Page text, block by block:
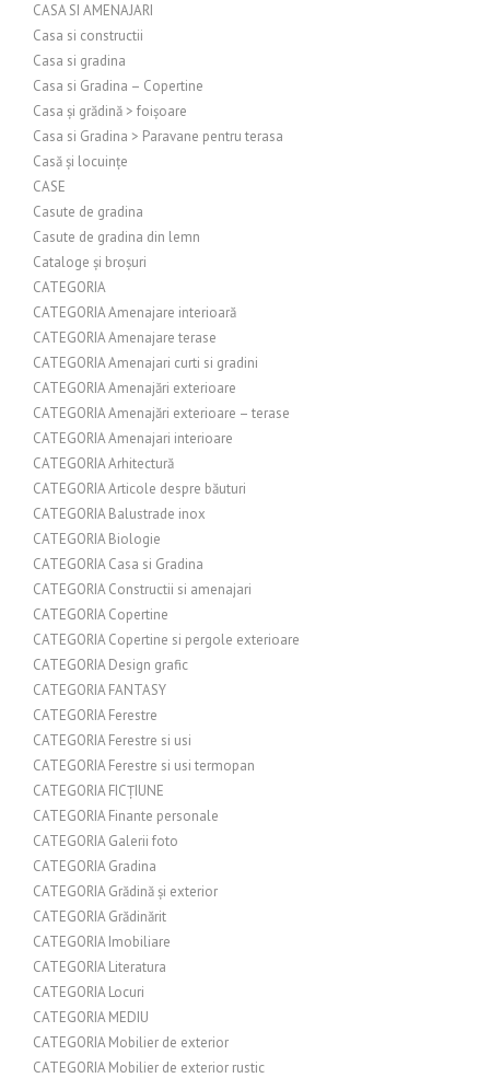
CASA SI AMENAJARI
Casa si constructii
Casa si gradina
Casa si Gradina – Copertine
Casa și grădină > foișoare
Casa si Gradina > Paravane pentru terasa
Casă și locuințe
CASE
Casute de gradina
Casute de gradina din lemn
Cataloge și broșuri
CATEGORIA
CATEGORIA Amenajare interioară
CATEGORIA Amenajare terase
CATEGORIA Amenajari curti si gradini
CATEGORIA Amenajări exterioare
CATEGORIA Amenajări exterioare – terase
CATEGORIA Amenajari interioare
CATEGORIA Arhitectură
CATEGORIA Articole despre băuturi
CATEGORIA Balustrade inox
CATEGORIA Biologie
CATEGORIA Casa si Gradina
CATEGORIA Constructii si amenajari
CATEGORIA Copertine
CATEGORIA Copertine si pergole exterioare
CATEGORIA Design grafic
CATEGORIA FANTASY
CATEGORIA Ferestre
CATEGORIA Ferestre si usi
CATEGORIA Ferestre si usi termopan
CATEGORIA FICȚIUNE
CATEGORIA Finante personale
CATEGORIA Galerii foto
CATEGORIA Gradina
CATEGORIA Grădină și exterior
CATEGORIA Grădinărit
CATEGORIA Imobiliare
CATEGORIA Literatura
CATEGORIA Locuri
CATEGORIA MEDIU
CATEGORIA Mobilier de exterior
CATEGORIA Mobilier de exterior rustic